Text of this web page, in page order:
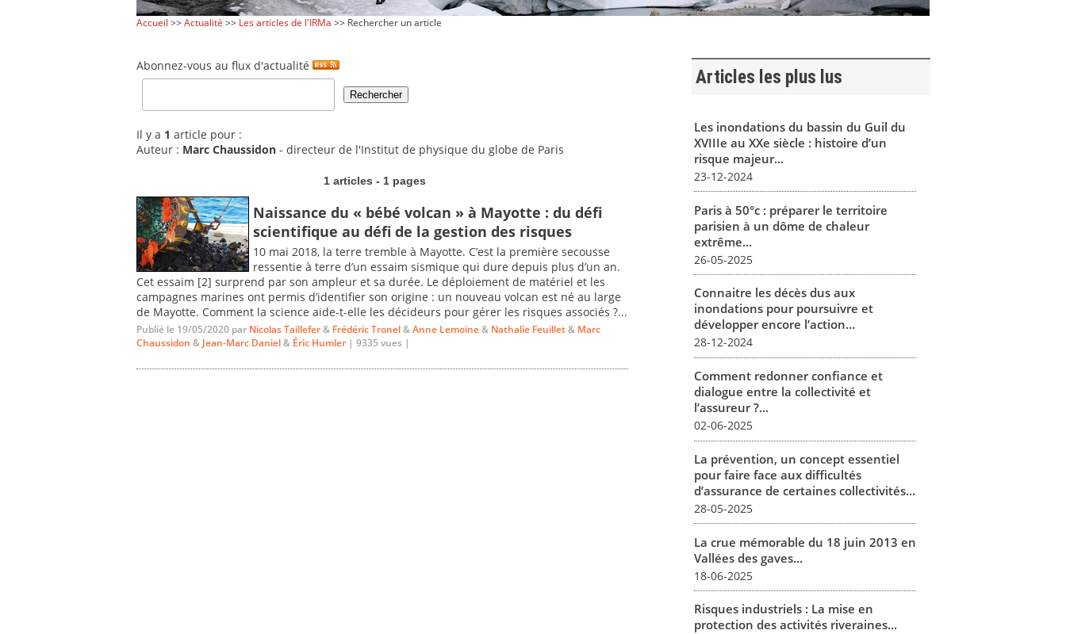
Accueil >>Actualité >> Les articles de l'IRMa >> Rechercher un article
Abonnez-vous au flux d'actualité
Il y a 1 article pour :
Auteur : Marc Chaussidon - directeur de l'Institut de physique du globe de Paris
1 articles - 1 pages
Naissance du « bébé volcan » à Mayotte : du défi
scientifique au défi de la gestion des risques
10 mai 2018, la terre tremble à Mayotte. C’est la première secousse
ressentie à terre d’un essaim sismique qui dure depuis plus d’un an.
Cet essaim [2] surprend par son ampleur et sa durée. Le déploiement de matériel et les
campagnes marines ont permis d’identifier son origine : un nouveau volcan est né au large
de Mayotte. Comment la science aide-t-elle les décideurs pour gérer les risques associés ?...
Publié le 19/05/2020 par Nicolas Taillefer& Frédéric Tronel&Anne Lemoine& Nathalie Feuillet& Marc
Chaussidon & Jean-Marc Daniel& Éric Humler | 9335 vues |
Articles les plus lus
Les inondations du bassin du Guil du
XVIIIe au XXe siècle : histoire d’un
risque majeur...
23-12-2024
Paris à 50°c : préparer le territoire
parisien à un dôme de chaleur
extrême...
26-05-2025
Connaitre les décès dus aux
inondations pour poursuivre et
développer encore l’action...
28-12-2024
Comment redonner confiance et
dialogue entre la collectivité et
l’assureur ?...
02-06-2025
La prévention, un concept essentiel
pour faire face aux difficultés
d’assurance de certaines collectivités...
28-05-2025
La crue mémorable du 18 juin 2013 en
Vallées des gaves...
18-06-2025
Risques industriels : La mise en
protection des activités riveraines...